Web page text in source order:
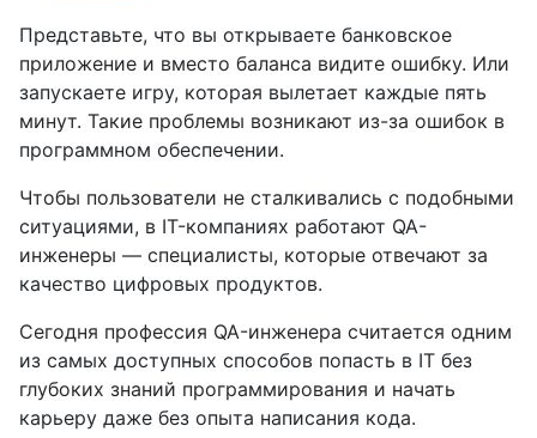
Представьте, что вы открываете банковское
приложение и вместо баланса видите ошибку. Или
запускаете игру, которая вылетает каждые пять
минут. Такие проблемы возникают из-за ошибок в
программном обеспечении.
Чтобы пользователи не сталкивались с подобными
ситуациями, в IT-компаниях работают QA-
инженеры — специалисты, которые отвечают за
качество цифровых продуктов.
Сегодня профессия QA-инженера считается одним
из самых доступных способов попасть в IT без
глубоких знаний программирования и начать
карьеру даже без опыта написания кода.